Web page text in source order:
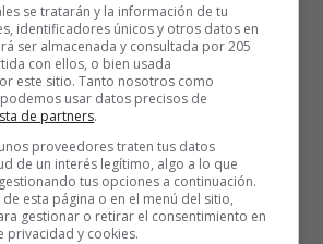
se tratarán y la información de tu
identificadores únicos y otros datos en
ser almacenada y consultada por 205
con ellos, o bien usada
este sitio. Tanto nosotros como
usar datos precisos de
de partners.
proveedores traten tus datos
de un interés legítimo, algo a lo que
tus opciones a continuación.
esta página o en el menú del sitio,
gestionar o retirar el consentimiento en
privacidad y cookies.